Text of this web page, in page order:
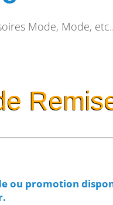
Mode, Mode,
ou promotion